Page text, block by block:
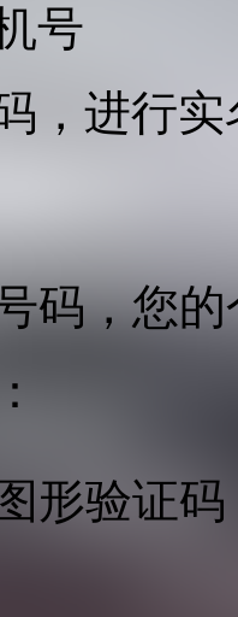
号
，进行
码，您
形验证码